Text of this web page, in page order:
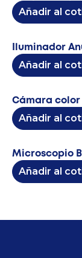
Añadir al
Iluminador
Añadir al
Cámara color
Añadir al
Microscopio
Añadir al